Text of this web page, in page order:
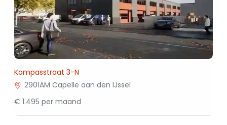
Kompasstraat 3-N
2901AM Capelle aan den IJssel
€ 1.495 per maand